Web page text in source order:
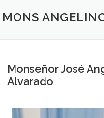
MONS
Monseñor José
Alvarado